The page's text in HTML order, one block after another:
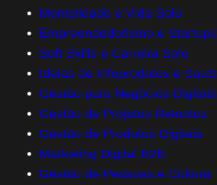
Mentalidade e Vida Solo
Empreendedorismo e Startups
Soft Skills e Carreira Solo
Ideias de Infoprodutos e SaaS
Gestão para Negócios Digitais
Gestão de Projetos Remotos
Gestão de Produtos Digitais
Marketing Digital B2B
Gestão de Pessoas e Cultura